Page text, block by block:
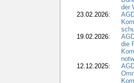
der
23.02.2026:
19.02.2026:
die
12.12.2025: